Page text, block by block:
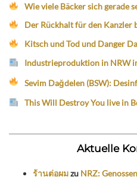
Wie viele Bäcker sich gerade
Der Rückhalt für den Kanzler
Kitsch und Tod und Danger
Industrieproduktion in NRW
Sevim Dağdelen (BSW):
This Will Destroy You live in
Aktuelle
ร้านต่อผมzu NRZ: